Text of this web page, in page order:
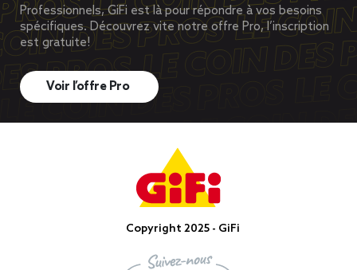
Professionnels, GiFi est là pour répondre à vos besoins
spécifiques. Découvrez vite notre offre Pro, l’inscription
est gratuite!
Voir l’offre Pro
Copyright 2025 - GiFi